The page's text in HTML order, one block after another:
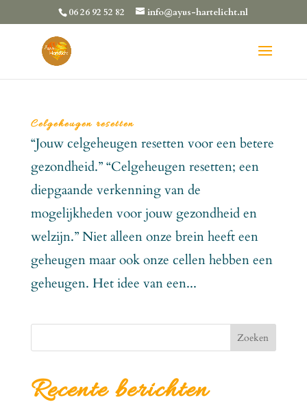
06 26 92 52 82 info@ayus-hartelicht.nl
Celgeheugen resetten
“Jouw celgeheugen resetten voor een betere
gezondheid.” “Celgeheugen resetten; een
diepgaande verkenning van de
mogelijkheden voor jouw gezondheid en
welzijn.” Niet alleen onze brein heeft een
geheugen maar ook onze cellen hebben een
geheugen. Het idee van een...
Zoeken
Recente berichten